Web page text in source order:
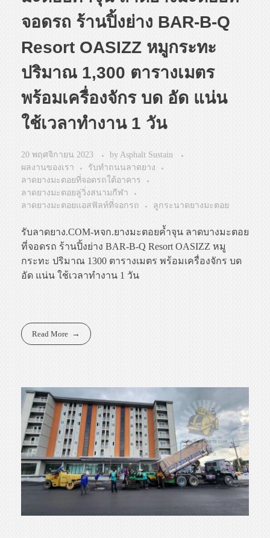
จอดรถ ร้านปิ้งย่าง BAR-B-Q
Resort OASIZZ หมูกระทะ
ปริมาณ 1,300 ตารางเมตร
พร้อมเครื่องจักร บด อัด แน่น
ใช้เวลาทำงาน 1 วัน
20 พฤศจิกายน 2023 byAsphalt Sustain
ผลงานของเรา
รับทำถนนลาดยาง
ลาดยางมะตอยที่จอดรถใต้อาคาร
ลาดยางมะตอยลู่วิ่งสนามกีฬา
ลาดยางมะตอยแอสฟัลท์ที่จอกรถ
ลูกระนาดยางมะตอย
รับลาดยาง.COM-หจก.ยางมะตอยค้ำจุน ลาดบางมะตอย
ที่จอดรถ ร้านปิ้งย่าง BAR-B-Q Resort OASIZZ หมู
กระทะ ปริมาณ 1300 ตารางเมตร พร้อมเครื่องจักร บด
อัด แน่น ใช้เวลาทำงาน 1 วัน
Read More